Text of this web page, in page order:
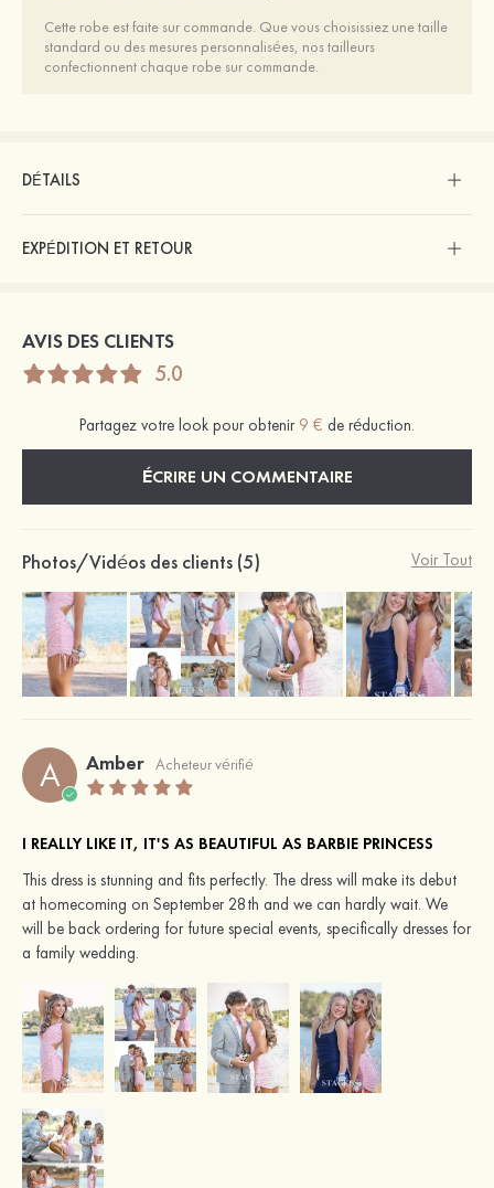
Cette robe est faite sur commande. Que vous choisissiez une taille
standard ou des mesures personnalisées, nos tailleurs
confectionnent chaque robe sur commande.
DÉTAILS
EXPÉDITION ET RETOUR
AVIS DES CLIENTS
5.0
Partagez votre look pour obtenir 9 € de réduction.
ÉCRIRE UN COMMENTAIRE
Photos/Vidéos des clients (5) Voir Tout
A Amber Acheteur vérifié
I REALLY LIKE IT, IT'S AS BEAUTIFUL AS BARBIE PRINCESS
This dress is stunning and fits perfectly. The dress will make its debut
at homecoming on September 28th and we can hardly wait. We
will be back ordering for future special events, specifically dresses for
a family wedding.